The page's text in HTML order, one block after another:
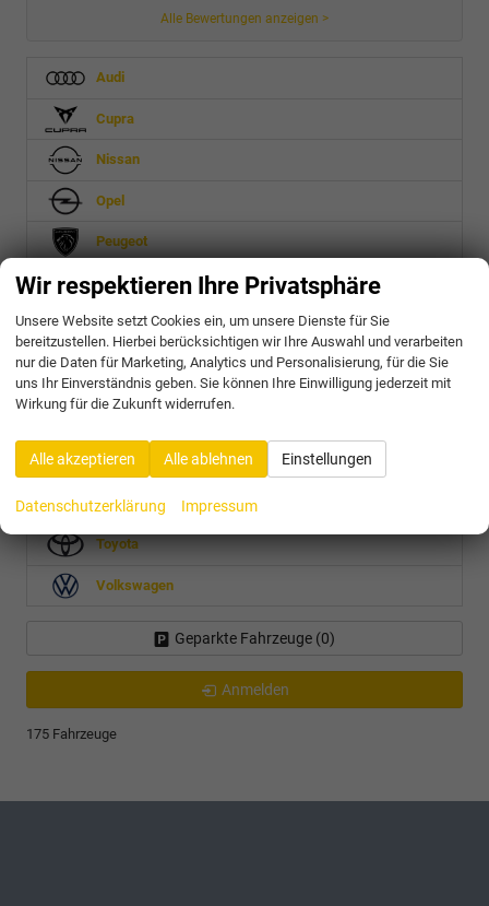
Alle Bewertungen anzeigen >
Audi
Cupra
Nissan
Opel
Peugeot
Seat
Skoda
Kamiq
Superb Combi
Toyota
Volkswagen
Geparkte Fahrzeuge (0)
Anmelden
175 Fahrzeuge
Wir respektieren Ihre Privatsphäre
Unsere Website setzt Cookies ein, um unsere Dienste für Sie
bereitzustellen. Hierbei berücksichtigen wir Ihre Auswahl und verarbeiten
nur die Daten für Marketing, Analytics und Personalisierung, für die Sie
uns Ihr Einverständnis geben. Sie können Ihre Einwilligung jederzeit mit
Wirkung für die Zukunft widerrufen.
Alle akzeptieren Alle ablehnen Einstellungen
Datenschutzerklärung Impressum